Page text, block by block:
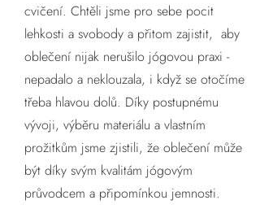
cvičení. Chtěli jsme pro sebe pocit
lehkosti a svobody a přitom zajistit, aby
oblečení nijak nerušilo jógovou praxi -
nepadalo a neklouzala, i když se otočíme
třeba hlavou dolů. Díky postupnému
vývoji, výběru materiálu a vlastním
prožitkům jsme zjistili, že oblečení může
být díky svým kvalitám jógovým
průvodcem a připomínkou jemnosti.